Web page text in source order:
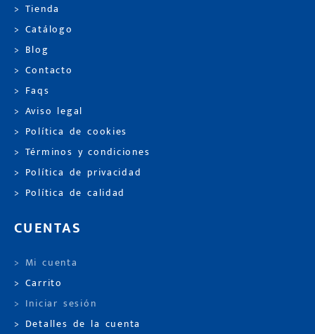
> Tienda
> Catálogo
> Blog
> Contacto
> Faqs
> Aviso legal
> Política de cookies
> Términos y condiciones
> Política de privacidad
> Política de calidad
CUENTAS
> Mi cuenta
> Carrito
> Iniciar sesión
> Detalles de la cuenta